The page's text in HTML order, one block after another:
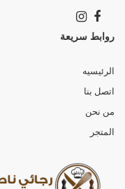
روابط سريعة
الرئيسيه
اتصل بنا
من نحن
المتجر